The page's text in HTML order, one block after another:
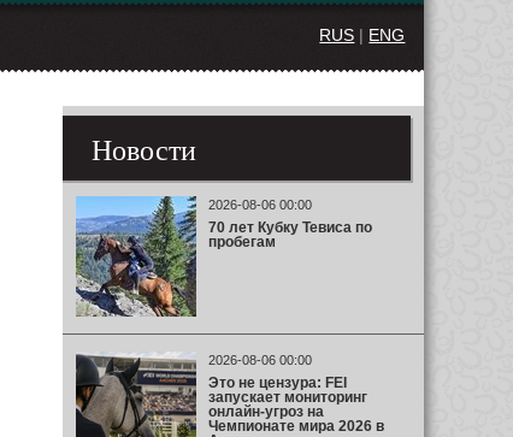
RUS | ENG
Новости
2026-08-06 00:00
70 лет Кубку Тевиса по
пробегам
2026-08-06 00:00
Это не цензура: FEI
запускает мониторинг
онлайн-угроз на
Чемпионате мира 2026 в